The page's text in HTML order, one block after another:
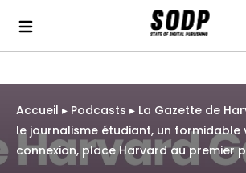
Accueil ▸ Podcasts ▸ La Gazette de
le journalisme étudiant, un formidable
connexion, place Harvard au premier